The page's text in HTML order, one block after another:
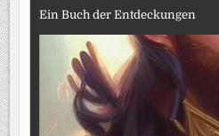
Ein Buch der Entdeckungen